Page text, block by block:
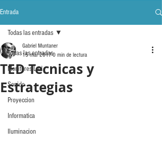
Entrada
Todas las entradas
Monitores Led
Sonido
Proyeccion
Informatica
Iluminacion
Todas las entradas
TED Tecnicas y
Estrategias
Gabriel Muntaner
15 mar 20170 min de lectura